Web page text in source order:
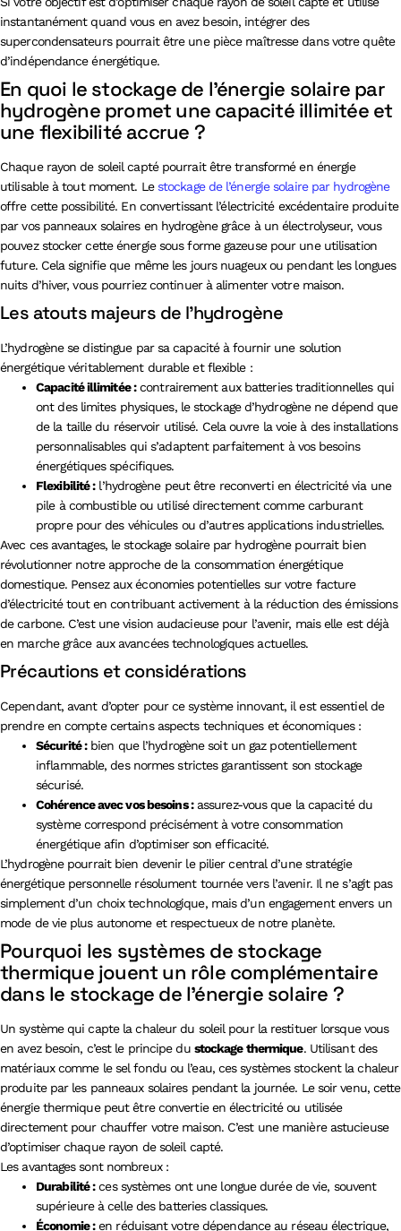
instantanément quand vous en avez besoin, intégrer des
supercondensateurs pourrait être une pièce maîtresse dans votre quête
d’indépendance énergétique.
En quoi le stockage de l’énergie solaire par
hydrogène promet une capacité illimitée et
une flexibilité accrue ?
Chaque rayon de soleil capté pourrait être transformé en énergie
utilisable à tout moment. Lestockage de l’énergie solaire par hydrogène
offre cette possibilité. En convertissant l’électricité excédentaire produite
par vos panneaux solaires en hydrogène grâce à un électrolyseur, vous
pouvez stocker cette énergie sous forme gazeuse pour une utilisation
future. Cela signifie que même les jours nuageux ou pendant les longues
nuits d’hiver, vous pourriez continuer à alimenter votre maison.
Les atouts majeurs de l’hydrogène
L’hydrogène se distingue par sa capacité à fournir une solution
énergétique véritablement durable et flexible :
Capacité illimitée :contrairement aux batteries traditionnelles qui
ont des limites physiques, le stockage d’hydrogène ne dépend que
de la taille du réservoir utilisé. Cela ouvre la voie à des installations
personnalisables qui s’adaptent parfaitement à vos besoins
énergétiques spécifiques.
Flexibilité :l’hydrogène peut être reconverti en électricité via une
pile à combustible ou utilisé directement comme carburant
propre pour des véhicules ou d’autres applications industrielles.
Avec ces avantages, le stockage solaire par hydrogène pourrait bien
révolutionner notre approche de la consommation énergétique
domestique. Pensez aux économies potentielles sur votre facture
d’électricité tout en contribuant activement à la réduction des émissions
de carbone. C’est une vision audacieuse pour l’avenir, mais elle est déjà
en marche grâce aux avancées technologiques actuelles.
Précautions et considérations
Cependant, avant d’opter pour ce système innovant, il est essentiel de
prendre en compte certains aspects techniques et économiques :
Sécurité :bien que l’hydrogène soit un gaz potentiellement
inflammable, des normes strictes garantissent son stockage
sécurisé.
Cohérence avec vos besoins :assurez-vous que la capacité du
système correspond précisément à votre consommation
énergétique afin d’optimiser son efficacité.
L’hydrogène pourrait bien devenir le pilier central d’une stratégie
énergétique personnelle résolument tournée vers l’avenir. Il ne s’agit pas
simplement d’un choix technologique, mais d’un engagement envers un
mode de vie plus autonome et respectueux de notre planète.
Pourquoi les systèmes de stockage
thermique jouent un rôle complémentaire
dans le stockage de l’énergie solaire ?
Un système qui capte la chaleur du soleil pour la restituer lorsque vous
en avez besoin, c’est le principe du stockage thermique. Utilisant des
matériaux comme le sel fondu ou l’eau, ces systèmes stockent la chaleur
produite par les panneaux solaires pendant la journée. Le soir venu, cette
énergie thermique peut être convertie en électricité ou utilisée
directement pour chauffer votre maison. C’est une manière astucieuse
d’optimiser chaque rayon de soleil capté.
Les avantages sont nombreux :
Durabilité :ces systèmes ont une longue durée de vie, souvent
supérieure à celle des batteries classiques.
Économie :en réduisant votre dépendance au réseau électrique,